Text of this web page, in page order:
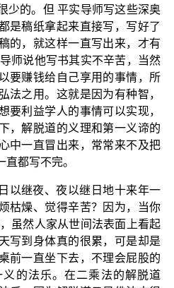
少的。但 平实导师写这些深奥
是稿纸拿起来直接写，写好了
的，就这样一直写出来，才有
师说他写书其实不辛苦，当然
要赚钱给自己享用的事情，所
法之用。这就是因为有种智，
要利益学人的事情可以实现，
，解脱道的义理和第一义谛的
中一直冒出来，常常来不及把
都写不完。
以继夜、夜以继日地十来年一
枯燥、觉得辛苦？因为，当你
虽然人家从世间法表面上看起
写到身体真的很累，可是却是
前一直坐下去，不理会屁股的
的法乐。在二乘法的解脱道